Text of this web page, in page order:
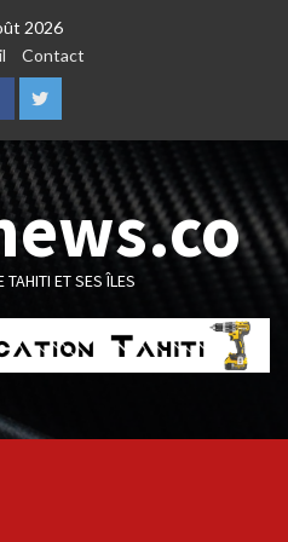
2026
Contact
Twitter
TAHITI ET SES ÎLES